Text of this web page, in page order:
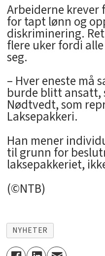
Arbeiderne
for tapt lønn og
diskriminering.
flere uker fordi
seg.
– Hver eneste må
burde blitt ansatt,
Nødtvedt, som
Laksepakkeri.
Han mener
til grunn for
laksepakkeriet,
(©NTB)
NYHETER